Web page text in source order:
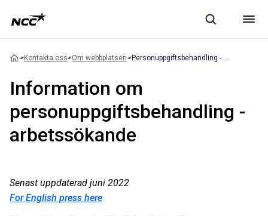
Kontakta oss Om webbplatsen
Information om
personuppgiftsbehandling -
arbetssökande
Senast uppdaterad juni 2022
For English press here